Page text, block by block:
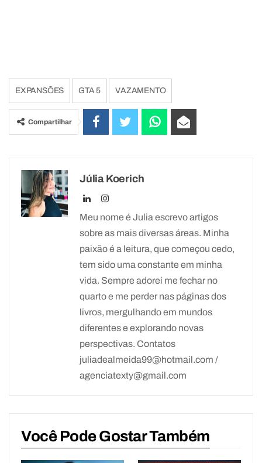
EXPANSÕES GTA 5 VAZAMENTO
Compartilhar
Júlia Koerich
Meu nome é Julia escrevo artigos
sobre as mais diversas áreas. Minha
paixão é a leitura, que começou cedo,
tem sido uma constante em minha
vida. Sempre adorei me fechar no
quarto e me perder nas páginas dos
livros, mergulhando em mundos
diferentes e explorando novas
perspectivas. Contatos
juliadealmeida99@hotmail.com /
agenciatexty@gmail.com
Você Pode Gostar Também